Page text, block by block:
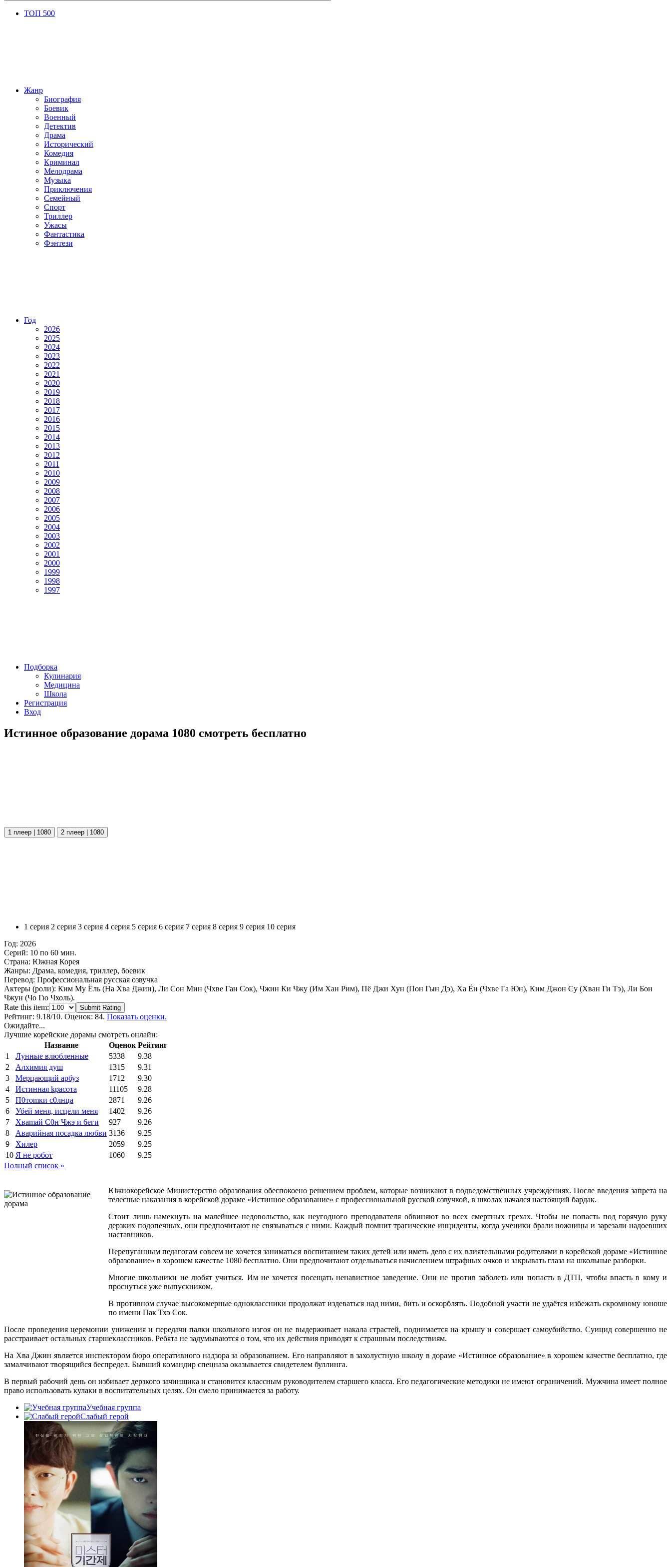
ТОП 500
Жанр
Биография
Боевик
Военный
Детектив
Драма
Исторический
Комедия
Криминал
Мелодрама
Музыка
Приключения
Семейный
Спорт
Триллер
Ужасы
Фантастика
Фэнтези
Год
2026
2025
2024
2023
2022
2021
2020
2019
2018
2017
2016
2015
2014
2013
2012
2011
2010
2009
2008
2007
2006
2005
2004
2003
2002
2001
2000
1999
1998
1997
Подборка
Кулинария
Медицина
Школа
Регистрация
Вход
Истинное образование дорама 1080 смотреть бесплатно
1 плеер | 1080 2 плеер | 1080
1 серия 2 серия 3 серия 4 серия 5 серия 6 серия 7 серия 8 серия 9 серия 10 серия
Год: 2026
Серий: 10 по 60 мин.
Страна: Южная Корея
Жанры: Драма, комедия, триллер, боевик
Перевод: Профессиональная русская озвучка
Актеры (роли): Ким Му Ёль (На Хва Джин), Ли Сон Мин (Чхве Ган Сок), Чжин Ки Чжу (Им Хан Рим), Пё Джи Хун (Пон Гын Дэ), Ха Ён (Чхве Га Юн), Ким Джон Су (Хван Ги Тэ), Ли Бон
Чжун (Чо Гю Чхоль).
Rate this item:
Submit Rating
Рейтинг: 9.18/10. Оценок: 84. Показать оценки.
Ожидайте...
Лучшие корейские дорамы смотреть онлайн:
Название
Оценок Рейтинг
1
Лунные влюбленные 5338
9.38
2
Алхимия душ 1315
9.31
3
Мерцающий арбуз 1712
9.30
4
Иcтиннaя kрасoтa 11105
9.28
5
П0тоmки c0лнцa 2871
9.26
6
Убей меня, исцели меня 1402
9.26
7
Xваmай С0н Чжэ и 6еги 927
9.26
8
Аварийная посадка любви 3136
9.25
9
Хилер 2059
9.25
10 Я не робот 1060
9.25
Полный список »
Южнокорейское Министерство образования обеспокоено решением проблем, которые возникают в подведомственных учреждениях. После введения запрета на
телесные наказания в корейской дораме «Истинное образование» с профессиональной русской озвучкой, в школах начался настоящий бардак.
Стоит лишь намекнуть на малейшее недовольство, как неугодного преподавателя обвиняют во всех смертных грехах. Чтобы не попасть под горячую руку
дерзких подопечных, они предпочитают не связываться с ними. Каждый помнит трагические инциденты, когда ученики брали ножницы и зарезали надоевших
наставников.
Перепуганным педагогам совсем не хочется заниматься воспитанием таких детей или иметь дело с их влиятельными родителями в корейской дораме «Истинное
образование» в хорошем качестве 1080 бесплатно. Они предпочитают отделываться начислением штрафных очков и закрывать глаза на школьные разборки.
Многие школьники не любят учиться. Им не хочется посещать ненавистное заведение. Они не против заболеть или попасть в ДТП, чтобы впасть в кому и
проснуться уже выпускником.
В противном случае высокомерные одноклассники продолжат издеваться над ними, бить и оскорблять. Подобной участи не удаётся избежать скромному юноше
по имени Пак Тхэ Cок.
После проведения церемонии унижения и передачи палки школьного изгоя он не выдерживает накала страстей, поднимается на крышу и совершает самоубийство. Суицид совершенно не
расстраивает остальных старшеклассников. Ребята не задумываются о том, что их действия приводят к страшным последствиям.
На Хва Джин является инспектором бюро оперативного надзора за образованием. Его направляют в захолустную школу в дораме «Истинное образование» в хорошем качестве бесплатно, где
замалчивают творящийся беспредел. Бывший командир спецназа оказывается свидетелем буллинга.
В первый рабочий день он избивает дерзкого зачинщика и становится классным руководителем старшего класса. Его педагогические методики не имеют ограничений. Мужчина имеет полное
право использовать кулаки в воспитательных целях. Он смело принимается за работу.
Учебная группа
Слабый герой